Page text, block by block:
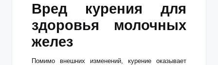
Вред курения для
здоровья молочных
желез
Помимо внешних изменений, курение оказывает